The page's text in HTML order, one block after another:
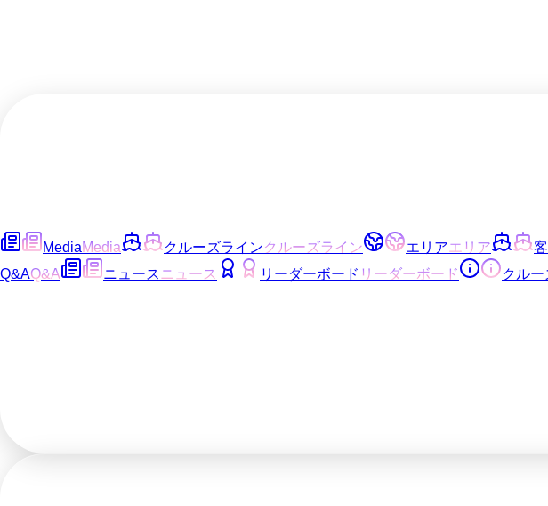
MediaMedia クルーズラインクルーズライン エリアエリア
Q&AQ&A ニュース ニュース リーダーボード リーダーボード クル